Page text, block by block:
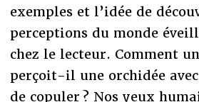
exemples et l’idée de
perceptions du monde
chez le lecteur. Comment
perçoit-il une orchidée
de copuler ? Nos yeux